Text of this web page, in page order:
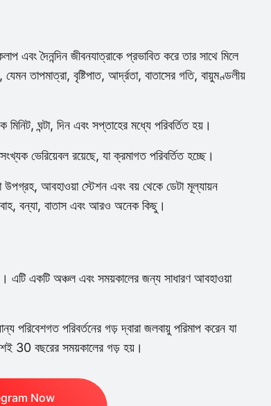
এবং দৈনন্দিন জীবনযাত্রাকে প্রভাবিত করে তার সাথে মিলে
তাপমাত্রা, বৃষ্টিপাত, আর্দ্রতা, বাতাসের গতি, বায়ুমণ্ডলীয়
ঘন্টা, দিন এবং সপ্তাহের মধ্যে পরিবর্তিত হয়।
ভেরিয়েবল রয়েছে, যা ক্রমাগত পরিবর্তিত হচ্ছে।
উপগ্রহ, আবহাওয়া স্টেশন এবং বয় থেকে ডেটা মূল্যায়ন
বন্যা, বাতাস এবং আরও অনেক কিছু।
এটি একটি অঞ্চল এবং সময়কালের জন্য সাধারণ আবহাওয়া
পরিবেশগত পরিবর্তনের গড় দ্বারা জলবায়ু পরিমাপ করেন যা
30 বছরের সময়কালের গড় হয়।
Now